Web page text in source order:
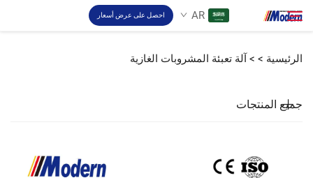
AR احصل على عرض أسعار
الرئيسية > > آلة تعبئة المشروبات الغازية
جميع المنتجات